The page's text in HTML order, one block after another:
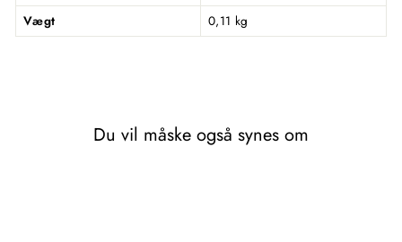
Vægt
0,11 kg
Du vil måske også synes om